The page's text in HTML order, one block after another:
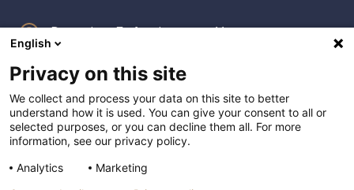
Postadresse:
Postboks 2944 Solli
0230 Oslo
+47 23 27 27 00
English
Privacy on this site
We collect and process your data on this site to better
understand how it is used. You can give your consent to all or
selected purposes, or you can decline them all. For more
information, see our privacy policy.
Analytics
Marketing